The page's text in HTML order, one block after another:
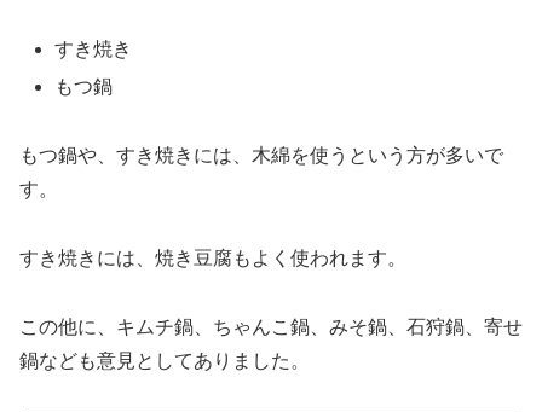
すき焼き
もつ鍋
もつ鍋や、すき焼きには、木綿を使うという方が多いで
す。
すき焼きには、焼き豆腐もよく使われます。
この他に、キムチ鍋、ちゃんこ鍋、みそ鍋、石狩鍋、寄せ
鍋なども意見としてありました。